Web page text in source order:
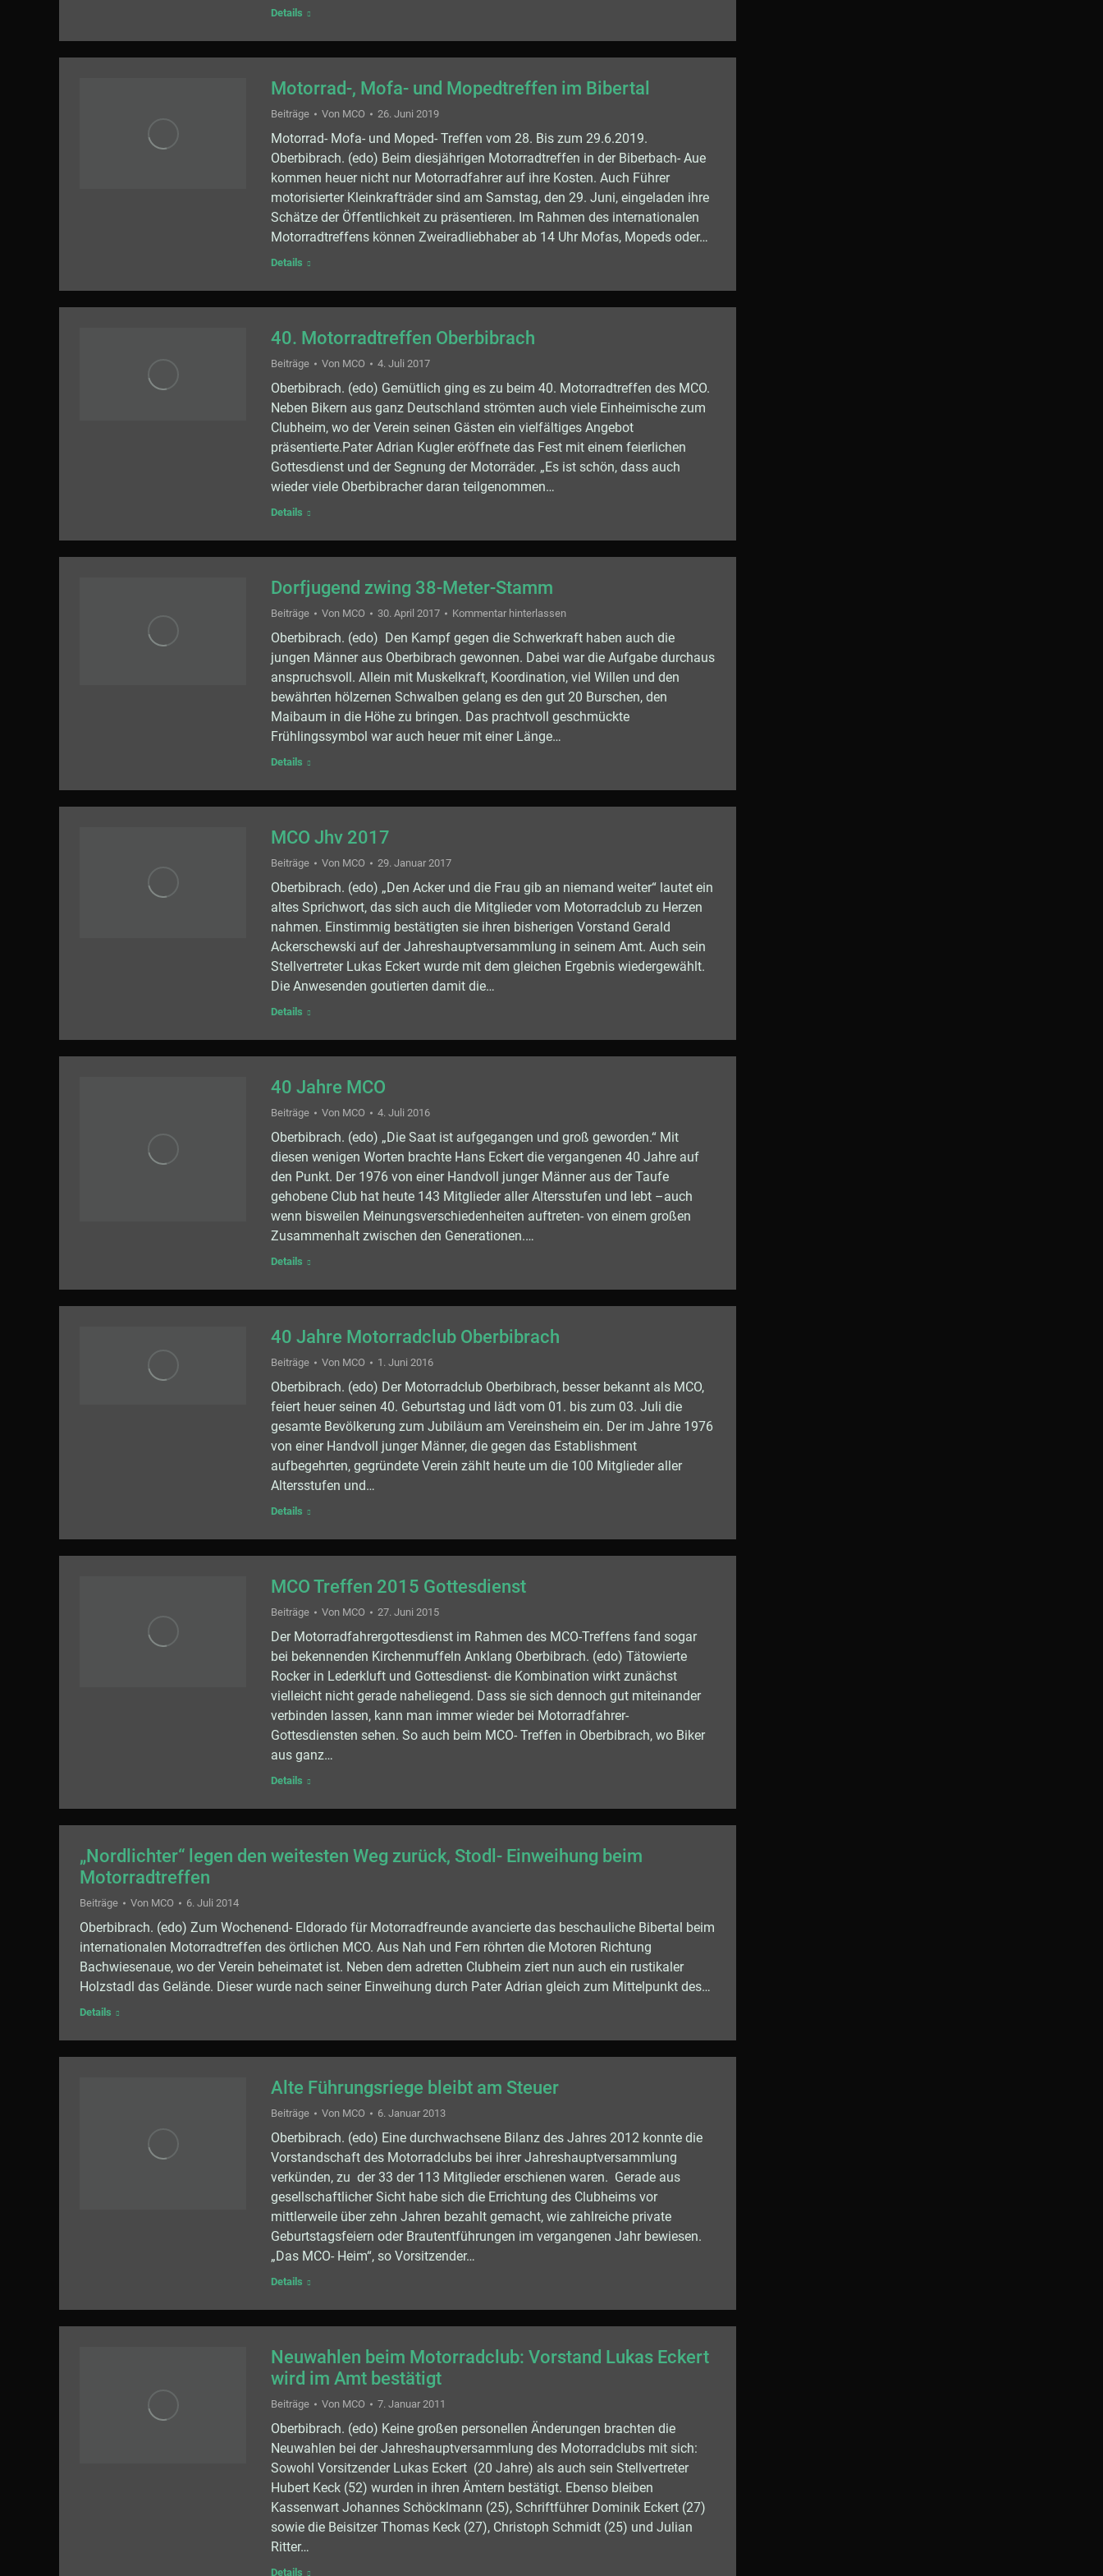
Details
Motorrad-, Mofa- und Mopedtreffen im Bibertal
Beiträge Von MCO 26. Juni 2019
Motorrad- Mofa- und Moped- Treffen vom 28. Bis zum 29.6.2019.
Oberbibrach. (edo) Beim diesjährigen Motorradtreffen in der Biberbach- Aue
kommen heuer nicht nur Motorradfahrer auf ihre Kosten. Auch Führer
motorisierter Kleinkrafträder sind am Samstag, den 29. Juni, eingeladen ihre
Schätze der Öffentlichkeit zu präsentieren. Im Rahmen des internationalen
Motorradtreffens können Zweiradliebhaber ab 14 Uhr Mofas, Mopeds oder…
Details
40. Motorradtreffen Oberbibrach
Beiträge Von MCO 4. Juli 2017
Oberbibrach. (edo) Gemütlich ging es zu beim 40. Motorradtreffen des MCO.
Neben Bikern aus ganz Deutschland strömten auch viele Einheimische zum
Clubheim, wo der Verein seinen Gästen ein vielfältiges Angebot
präsentierte.Pater Adrian Kugler eröffnete das Fest mit einem feierlichen
Gottesdienst und der Segnung der Motorräder. „Es ist schön, dass auch
wieder viele Oberbibracher daran teilgenommen…
Details
Dorfjugend zwing 38-Meter-Stamm
Beiträge Von MCO 30. April 2017 Kommentar hinterlassen
Oberbibrach. (edo) Den Kampf gegen die Schwerkraft haben auch die
jungen Männer aus Oberbibrach gewonnen. Dabei war die Aufgabe durchaus
anspruchsvoll. Allein mit Muskelkraft, Koordination, viel Willen und den
bewährten hölzernen Schwalben gelang es den gut 20 Burschen, den
Maibaum in die Höhe zu bringen. Das prachtvoll geschmückte
Frühlingssymbol war auch heuer mit einer Länge…
Details
MCO Jhv 2017
Beiträge Von MCO 29. Januar 2017
Oberbibrach. (edo) „Den Acker und die Frau gib an niemand weiter“ lautet ein
altes Sprichwort, das sich auch die Mitglieder vom Motorradclub zu Herzen
nahmen. Einstimmig bestätigten sie ihren bisherigen Vorstand Gerald
Ackerschewski auf der Jahreshauptversammlung in seinem Amt. Auch sein
Stellvertreter Lukas Eckert wurde mit dem gleichen Ergebnis wiedergewählt.
Die Anwesenden goutierten damit die…
Details
40 Jahre MCO
Beiträge Von MCO 4. Juli 2016
Oberbibrach. (edo) „Die Saat ist aufgegangen und groß geworden.“ Mit
diesen wenigen Worten brachte Hans Eckert die vergangenen 40 Jahre auf
den Punkt. Der 1976 von einer Handvoll junger Männer aus der Taufe
gehobene Club hat heute 143 Mitglieder aller Altersstufen und lebt –auch
wenn bisweilen Meinungsverschiedenheiten auftreten- von einem großen
Zusammenhalt zwischen den Generationen.…
Details
40 Jahre Motorradclub Oberbibrach
Beiträge Von MCO 1. Juni 2016
Oberbibrach. (edo) Der Motorradclub Oberbibrach, besser bekannt als MCO,
feiert heuer seinen 40. Geburtstag und lädt vom 01. bis zum 03. Juli die
gesamte Bevölkerung zum Jubiläum am Vereinsheim ein. Der im Jahre 1976
von einer Handvoll junger Männer, die gegen das Establishment
aufbegehrten, gegründete Verein zählt heute um die 100 Mitglieder aller
Altersstufen und…
Details
MCO Treffen 2015 Gottesdienst
Beiträge Von MCO 27. Juni 2015
Der Motorradfahrergottesdienst im Rahmen des MCO-Treffens fand sogar
bei bekennenden Kirchenmuffeln Anklang Oberbibrach. (edo) Tätowierte
Rocker in Lederkluft und Gottesdienst- die Kombination wirkt zunächst
vielleicht nicht gerade naheliegend. Dass sie sich dennoch gut miteinander
verbinden lassen, kann man immer wieder bei Motorradfahrer-
Gottesdiensten sehen. So auch beim MCO- Treffen in Oberbibrach, wo Biker
aus ganz…
Details
„Nordlichter“ legen den weitesten Weg zurück, Stodl- Einweihung beim
Motorradtreffen
Beiträge Von MCO 6. Juli 2014
Oberbibrach. (edo) Zum Wochenend- Eldorado für Motorradfreunde avancierte das beschauliche Bibertal beim
internationalen Motorradtreffen des örtlichen MCO. Aus Nah und Fern röhrten die Motoren Richtung
Bachwiesenaue, wo der Verein beheimatet ist. Neben dem adretten Clubheim ziert nun auch ein rustikaler
Holzstadl das Gelände. Dieser wurde nach seiner Einweihung durch Pater Adrian gleich zum Mittelpunkt des…
Details
Alte Führungsriege bleibt am Steuer
Beiträge Von MCO 6. Januar 2013
Oberbibrach. (edo) Eine durchwachsene Bilanz des Jahres 2012 konnte die
Vorstandschaft des Motorradclubs bei ihrer Jahreshauptversammlung
verkünden, zu der 33 der 113 Mitglieder erschienen waren. Gerade aus
gesellschaftlicher Sicht habe sich die Errichtung des Clubheims vor
mittlerweile über zehn Jahren bezahlt gemacht, wie zahlreiche private
Geburtstagsfeiern oder Brautentführungen im vergangenen Jahr bewiesen.
„Das MCO- Heim“, so Vorsitzender…
Details
Neuwahlen beim Motorradclub: Vorstand Lukas Eckert
wird im Amt bestätigt
Beiträge Von MCO 7. Januar 2011
Oberbibrach. (edo) Keine großen personellen Änderungen brachten die
Neuwahlen bei der Jahreshauptversammlung des Motorradclubs mit sich:
Sowohl Vorsitzender Lukas Eckert (20 Jahre) als auch sein Stellvertreter
Hubert Keck (52) wurden in ihren Ämtern bestätigt. Ebenso bleiben
Kassenwart Johannes Schöcklmann (25), Schriftführer Dominik Eckert (27)
sowie die Beisitzer Thomas Keck (27), Christoph Schmidt (25) und Julian
Ritter…
Details